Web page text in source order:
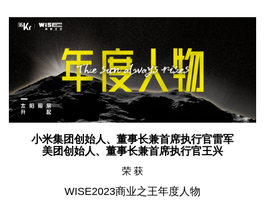
小米集团创始人、董事长兼首席执行官雷军
美团创始人、董事长兼首席执行官王兴
荣 获
WISE2023商业之王年度人物